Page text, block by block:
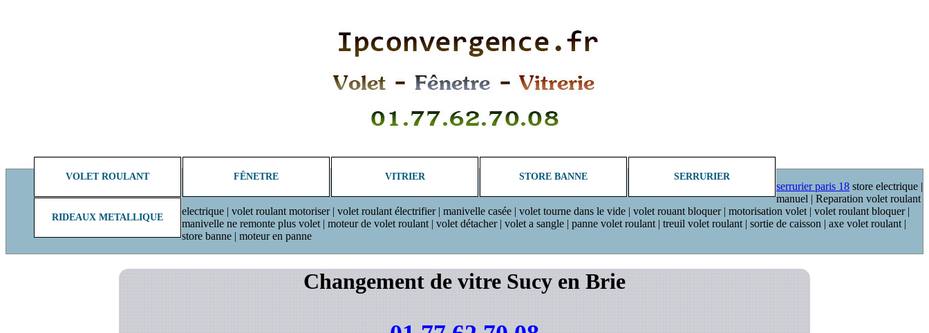
VOLET ROULANT FÊNETRE VITRIER STORE BANNE SERRURIER
RIDEAUX METALLIQUE
serrurier paris 18 store electrique |
manuel | Reparation volet roulant
electrique | volet roulant motoriser | volet roulant électrifier | manivelle casée | volet tourne dans le vide | volet rouant bloquer | motorisation volet | volet roulant bloquer |
manivelle ne remonte plus volet | moteur de volet roulant | volet détacher | volet a sangle | panne volet roulant | treuil volet roulant | sortie de caisson | axe volet roulant |
store banne | moteur en panne
Changement de vitre Sucy en Brie